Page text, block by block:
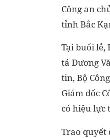
Công an
tỉnh Bắc
Tại buổi lễ,
tá Dương
tin, Bộ
Giám đốc
có hiệu lực
Trao quyết